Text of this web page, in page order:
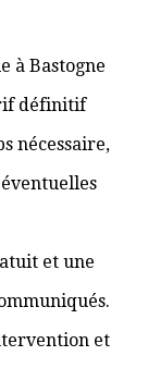
à Bastogne
définitif
nécessaire,
et une
et